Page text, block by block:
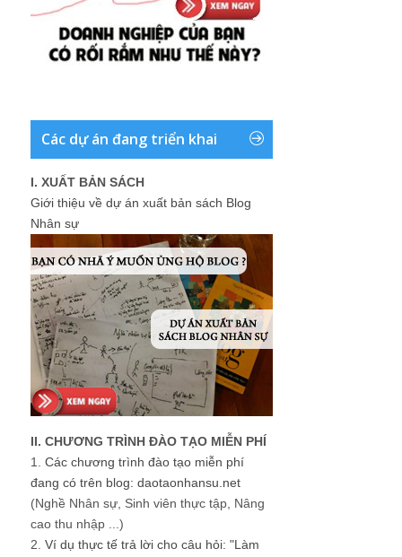
Các dự án đang triển khai
I. XUẤT BẢN SÁCH
Giới thiệu về dự án xuất bản sách Blog
Nhân sự
II. CHƯƠNG TRÌNH ĐÀO TẠO MIỄN PHÍ
1. Các chương trình đào tạo miễn phí
đang có trên blog: daotaonhansu.net
(Nghề Nhân sự, Sinh viên thực tập, Nâng
cao thu nhập ...)
2. Ví dụ thực tế trả lời cho câu hỏi: "Làm